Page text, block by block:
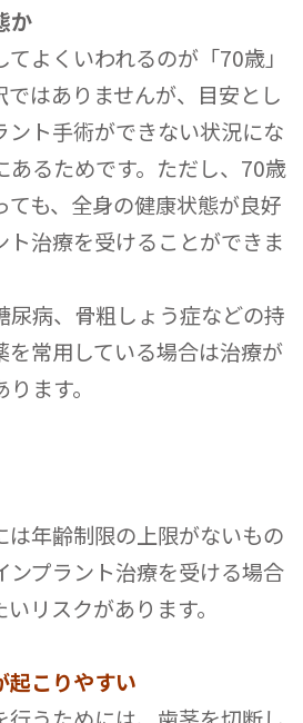
か
よくいわれるのが「70歳」
はありませんが、目安とし
ント手術ができない状況にな
あるためです。ただし、70歳
も、全身の健康状態が良好
ト治療を受けることができま
尿病、骨粗しょう症などの持
を常用している場合は治療が
ます。
は年齢制限の上限がないもの
ンプラント治療を受ける場合
リスクがあります。
こりやすい